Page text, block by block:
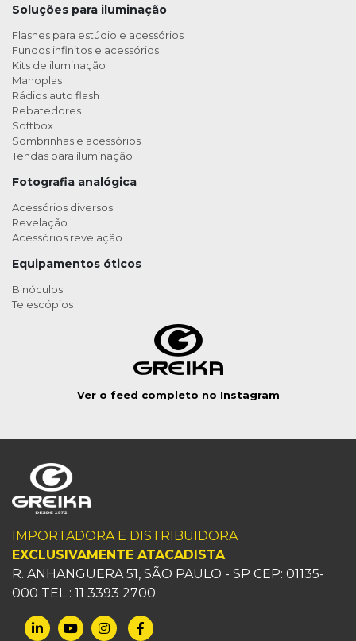
Soluções para iluminação
Flashes para estúdio e acessórios
Fundos infinitos e acessórios
Kits de iluminação
Manoplas
Rádios auto flash
Rebatedores
Softbox
Sombrinhas e acessórios
Tendas para iluminação
Fotografia analógica
Acessórios diversos
Revelação
Acessórios revelação
Equipamentos óticos
Binóculos
Telescópios
Ver o feed completo no Instagram
IMPORTADORA E DISTRIBUIDORA
EXCLUSIVAMENTE ATACADISTA
R. ANHANGUERA 51, SÃO PAULO - SP CEP: 01135-
000 TEL : 11 3393 2700